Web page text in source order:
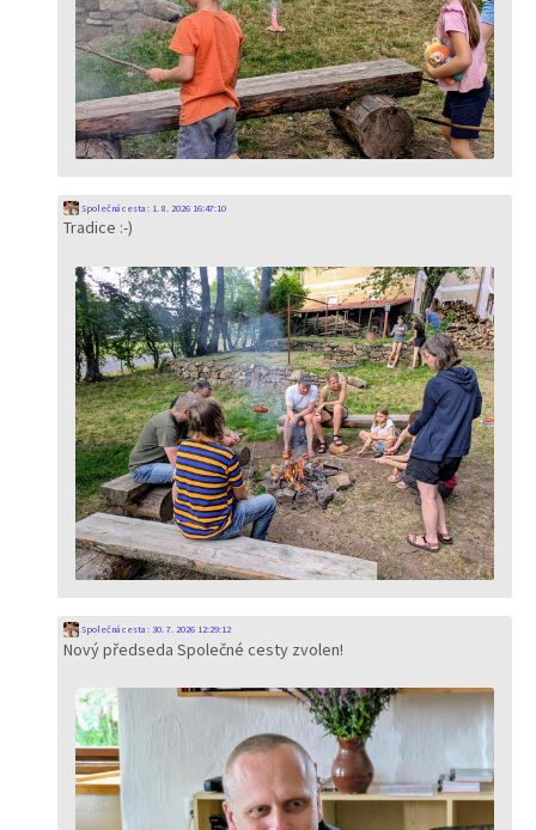
Společná cesta: 1. 8. 2026 16:47:10
Tradice :-)
Společná cesta: 30. 7. 2026 12:29:12
Nový předseda Společné cesty zvolen!